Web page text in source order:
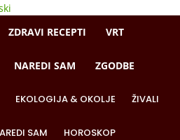
ZDRAVI RECEPTI VRT
NAREDI SAM ZGODBE
EKOLOGIJA & OKOLJE ŽIVALI
SAM HOROSKOP